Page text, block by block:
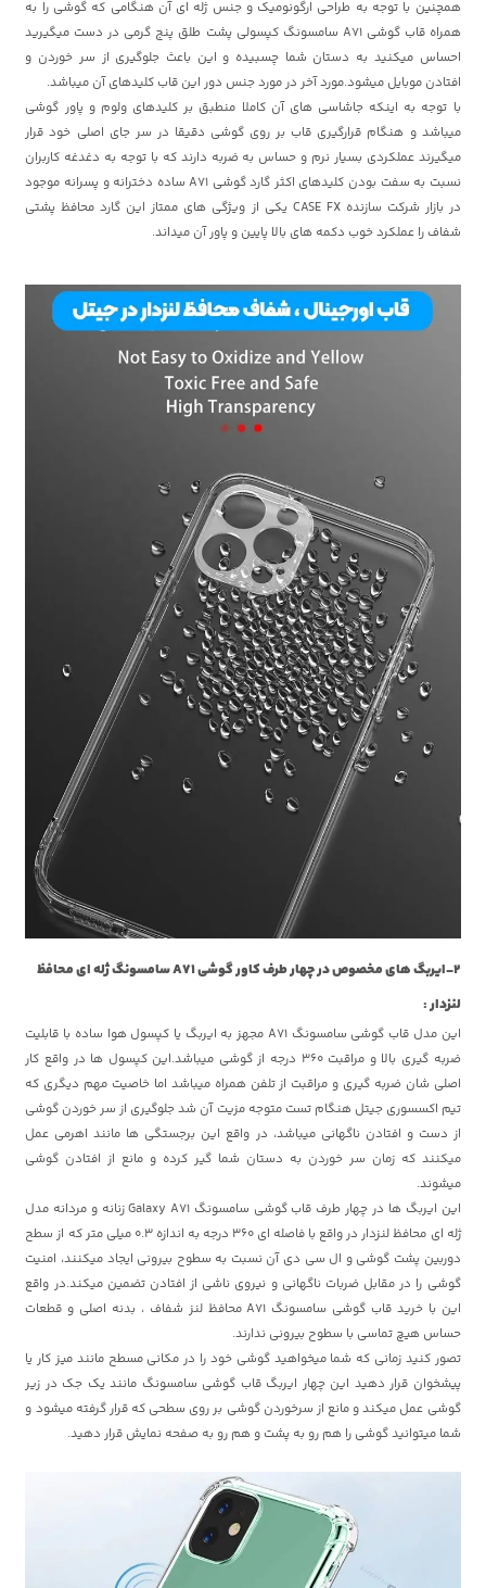
همچنین با توجه به طراحی ارگونومیک و جنس ژله ای آن هنگامی که گوشی را به
همراه قاب گوشی A71 سامسونگ کپسولی پشت طلق پنج گرمی در دست میگیرید
احساس میکنید به دستان شما چسبیده و این باعث جلوگیری از سر خوردن و
افتادن موبایل میشود.مورد آخر در مورد جنس دور این قاب کلیدهای آن میباشد.
با توجه به اینکه جاشاسی های آن کاملا منطبق بر کلیدهای ولوم و پاور گوشی
میباشد و هنگام قرارگیری قاب بر روی گوشی دقیقا در سر جای اصلی خود قرار
میگیرند عملکردی بسیار نرم و حساس به ضربه دارند که با توجه به دغدغه کاربران
نسبت به سفت بودن کلیدهای اکثر گارد گوشی A71 ساده دخترانه و پسرانه موجود
در بازار شرکت سازنده CASE FX یکی از ویژگی های ممتاز این گارد محافظ پشتی
شفاف را عملکرد خوب دکمه های بالا پایین و پاور آن میداند.
2-ایربگ های مخصوص در چهار طرف کاور گوشی A71 سامسونگ ژله ای محافظ
لنزدار :
این مدل قاب گوشی سامسونگ A71 مجهز به ایربگ یا کپسول هوا ساده با قابلیت
ضربه گیری بالا و مراقبت 360 درجه از گوشی میباشد.این کپسول ها در واقع کار
اصلی شان ضربه گیری و مراقبت از تلفن همراه میباشد اما خاصیت مهم دیگری که
تیم اکسسوری جیتل هنگام تست متوجه مزیت آن شد جلوگیری از سر خوردن گوشی
از دست و افتادن ناگهانی میباشد، در واقع این برجستگی ها مانند اهرمی عمل
میکنند که زمان سر خوردن به دستان شما گیر کرده و مانع از افتادن گوشی
میشوند.
این ایربگ ها در چهار طرف قاب گوشی سامسونگ Galaxy A71 زنانه و مردانه مدل
ژله ای محافظ لنزدار در واقع با فاصله ای 360 درجه به اندازه 0.3 میلی متر که از سطح
دوربین پشت گوشی و ال سی دی آن نسبت به سطوح بیرونی ایجاد میکنند، امنیت
گوشی را در مقابل ضربات ناگهانی و نیروی ناشی از افتادن تضمین میکند.در واقع
این با خرید قاب گوشی سامسونگ A71 محافظ لنز شفاف ، بدنه اصلی و قطعات
حساس هیچ تماسی با سطوح بیرونی ندارند.
تصور کنید زمانی که شما میخواهید گوشی خود را در مکانی مسطح مانند میز کار یا
پیشخوان قرار دهید این چهار ایربگ قاب گوشی سامسونگ مانند یک جک در زیر
گوشی عمل میکند و مانع از سرخوردن گوشی بر روی سطحی که قرار گرفته میشود و
شما میتوانید گوشی را هم رو به پشت و هم رو به صفحه نمایش قرار دهید.